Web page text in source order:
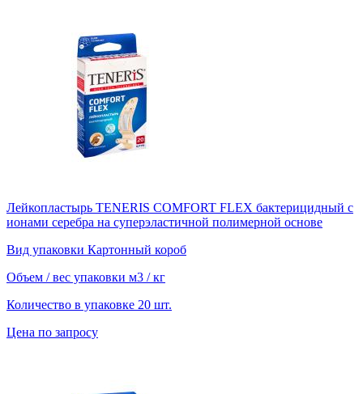
Лейкопластырь TENERIS COMFORT FLEX бактерицидный с
ионами серебра на суперэластичной полимерной основе
Вид упаковки Картонный короб
Объем / вес упаковки м3 / кг
Количество в упаковке 20 шт.
Цена по запросу